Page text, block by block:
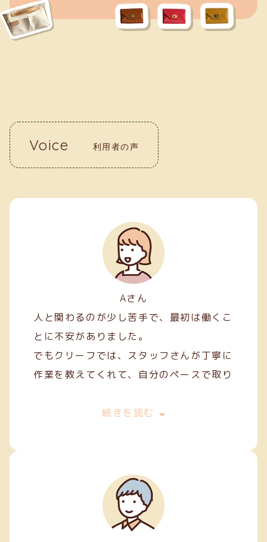
Voice 利用者の声
Aさん
人と関わるのが少し苦手で、最初は働くこ
とに不安がありました。
でもクリーフでは、スタッフさんが丁寧に
作業を教えてくれて、自分のペースで取り
最初は両面テープ貼りや裁縫などの簡単な
続きを読む